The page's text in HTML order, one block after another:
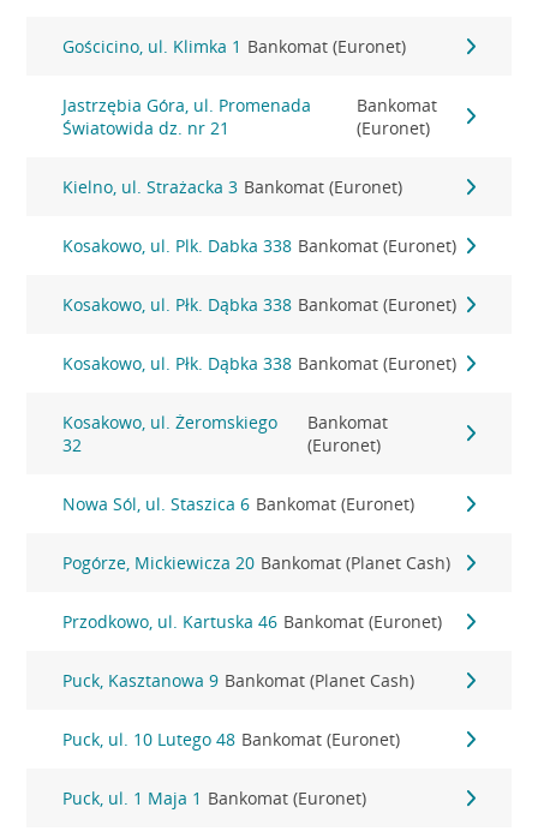
Gościcino, ul. Klimka 1 Bankomat (Euronet)
Jastrzębia Góra, ul. Promenada
Światowida dz. nr 21
Bankomat
(Euronet)
Kielno, ul. Strażacka 3 Bankomat (Euronet)
Kosakowo, ul. Plk. Dabka 338 Bankomat (Euronet)
Kosakowo, ul. Płk. Dąbka 338 Bankomat (Euronet)
Kosakowo, ul. Płk. Dąbka 338 Bankomat (Euronet)
Kosakowo, ul. Żeromskiego
32
Bankomat
(Euronet)
Nowa Sól, ul. Staszica 6 Bankomat (Euronet)
Pogórze, Mickiewicza 20 Bankomat (Planet Cash)
Przodkowo, ul. Kartuska 46 Bankomat (Euronet)
Puck, Kasztanowa 9 Bankomat (Planet Cash)
Puck, ul. 10 Lutego 48 Bankomat (Euronet)
Puck, ul. 1 Maja 1 Bankomat (Euronet)